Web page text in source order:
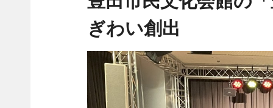
ぎわい創出